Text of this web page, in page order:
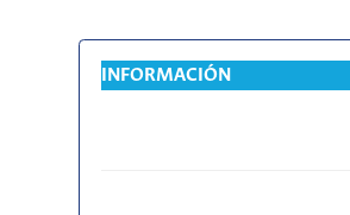
INFORMACIÓN